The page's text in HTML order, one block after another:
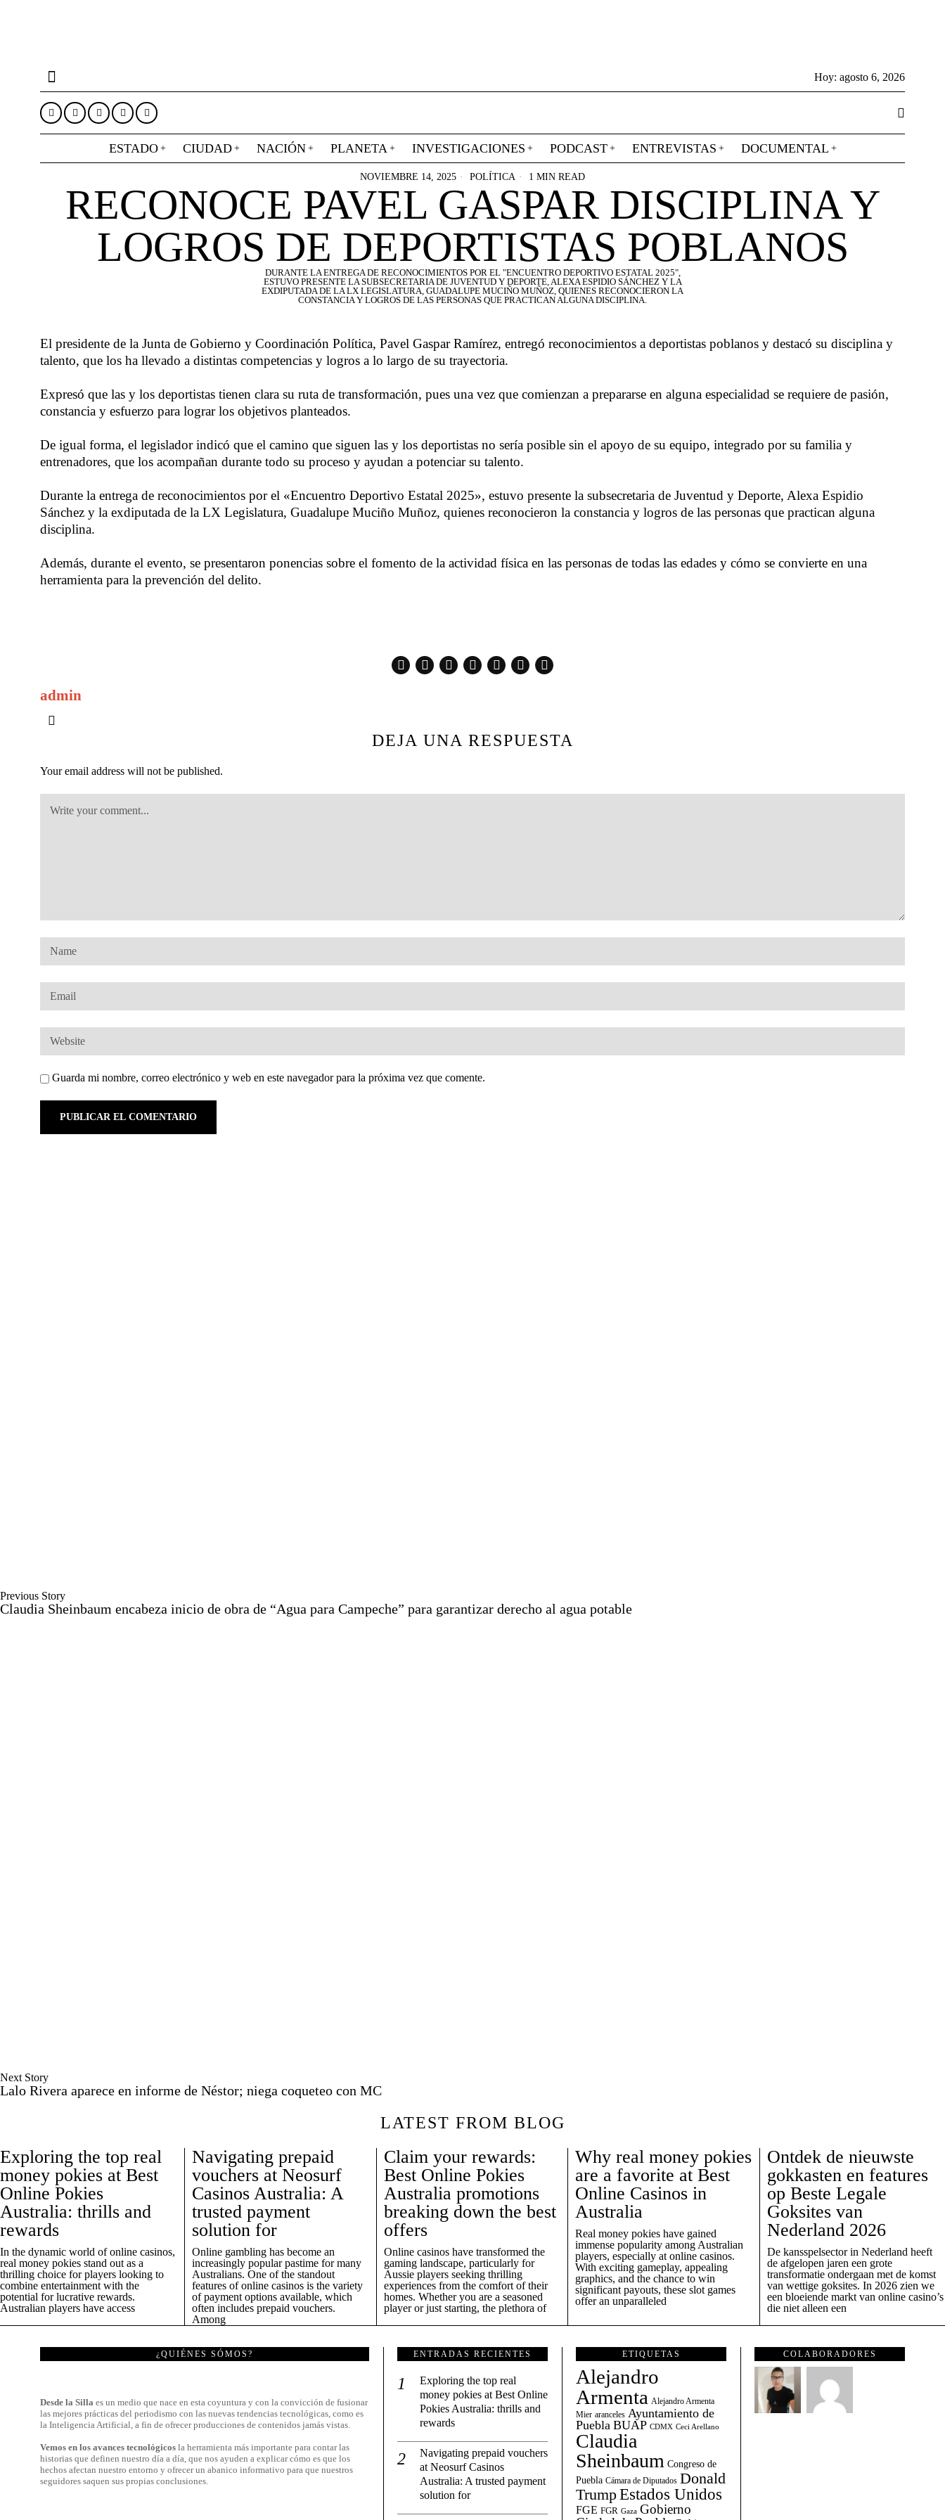
Hoy: agosto 6, 2026
ESTADO CIUDAD NACIÓN PLANETA INVESTIGACIONES PODCAST ENTREVISTAS DOCUMENTAL
NOVIEMBRE 14, 2025 POLÍTICA 1 MIN READ
RECONOCE PAVEL GASPAR DISCIPLINA Y
LOGROS DE DEPORTISTAS POBLANOS
DURANTE LA ENTREGA DE RECONOCIMIENTOS POR EL "ENCUENTRO DEPORTIVO ESTATAL 2025",
ESTUVO PRESENTE LA SUBSECRETARIA DE JUVENTUD Y DEPORTE, ALEXA ESPIDIO SÁNCHEZ Y LA
EXDIPUTADA DE LA LX LEGISLATURA, GUADALUPE MUCIÑO MUÑOZ, QUIENES RECONOCIERON LA
CONSTANCIA Y LOGROS DE LAS PERSONAS QUE PRACTICAN ALGUNA DISCIPLINA.
El presidente de la Junta de Gobierno y Coordinación Política, Pavel Gaspar Ramírez, entregó reconocimientos a deportistas poblanos y destacó su disciplina y
talento, que los ha llevado a distintas competencias y logros a lo largo de su trayectoria.
Expresó que las y los deportistas tienen clara su ruta de transformación, pues una vez que comienzan a prepararse en alguna especialidad se requiere de pasión,
constancia y esfuerzo para lograr los objetivos planteados.
De igual forma, el legislador indicó que el camino que siguen las y los deportistas no sería posible sin el apoyo de su equipo, integrado por su familia y
entrenadores, que los acompañan durante todo su proceso y ayudan a potenciar su talento.
Durante la entrega de reconocimientos por el «Encuentro Deportivo Estatal 2025», estuvo presente la subsecretaria de Juventud y Deporte, Alexa Espidio
Sánchez y la exdiputada de la LX Legislatura, Guadalupe Muciño Muñoz, quienes reconocieron la constancia y logros de las personas que practican alguna
disciplina.
Además, durante el evento, se presentaron ponencias sobre el fomento de la actividad física en las personas de todas las edades y cómo se convierte en una
herramienta para la prevención del delito.
admin
DEJA UNA RESPUESTA
Your email address will not be published.
Guarda mi nombre, correo electrónico y web en este navegador para la próxima vez que comente.
Previous Story
Claudia Sheinbaum encabeza inicio de obra de “Agua para Campeche” para garantizar derecho al agua potable
Next Story
Lalo Rivera aparece en informe de Néstor; niega coqueteo con MC
LATEST FROM BLOG
Exploring the top real
money pokies at Best
Online Pokies
Australia: thrills and
rewards
In the dynamic world of online casinos,
real money pokies stand out as a
thrilling choice for players looking to
combine entertainment with the
potential for lucrative rewards.
Australian players have access
Navigating prepaid
vouchers at Neosurf
Casinos Australia: A
trusted payment
solution for
Online gambling has become an
increasingly popular pastime for many
Australians. One of the standout
features of online casinos is the variety
of payment options available, which
often includes prepaid vouchers.
Among
Claim your rewards:
Best Online Pokies
Australia promotions
breaking down the best
offers
Online casinos have transformed the
gaming landscape, particularly for
Aussie players seeking thrilling
experiences from the comfort of their
homes. Whether you are a seasoned
player or just starting, the plethora of
Why real money pokies
are a favorite at Best
Online Casinos in
Australia
Real money pokies have gained
immense popularity among Australian
players, especially at online casinos.
With exciting gameplay, appealing
graphics, and the chance to win
significant payouts, these slot games
offer an unparalleled
Ontdek de nieuwste
gokkasten en features
op Beste Legale
Goksites van
Nederland 2026
De kansspelsector in Nederland heeft
de afgelopen jaren een grote
transformatie ondergaan met de komst
van wettige goksites. In 2026 zien we
een bloeiende markt van online casino’s
die niet alleen een
¿QUIÉNES SÓMOS?
Desde la Silla es un medio que nace en esta coyuntura y con la convicción de fusionar
las mejores prácticas del periodismo con las nuevas tendencias tecnológicas, como es
la Inteligencia Artificial, a fin de ofrecer producciones de contenidos jamás vistas.
Vemos en los avances tecnológicos la herramienta más importante para contar las
historias que definen nuestro día a día, que nos ayuden a explicar cómo es que los
hechos afectan nuestro entorno y ofrecer un abanico informativo para que nuestros
seguidores saquen sus propias conclusiones.
ENTRADAS RECIENTES
Exploring the top real
money pokies at Best Online
Pokies Australia: thrills and
rewards
Navigating prepaid vouchers
at Neosurf Casinos
Australia: A trusted payment
solution for
ETIQUETAS
Alejandro
Armenta Alejandro Armenta
Mier aranceles Ayuntamiento de
Puebla BUAP CDMX Ceci Arellano
Claudia
Sheinbaum Congreso de
Puebla Cámara de Diputados Donald
TrumpEstados Unidos
FGE FGR Gaza Gobierno
COLABORADORES